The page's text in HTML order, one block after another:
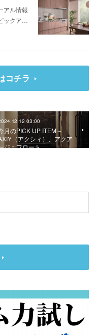
アル情報
ックア…
コチラ
03:00
月のPICK UP ITEM～
（アクシィ）、アクア
ジュフロート